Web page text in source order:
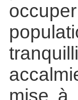
mise à